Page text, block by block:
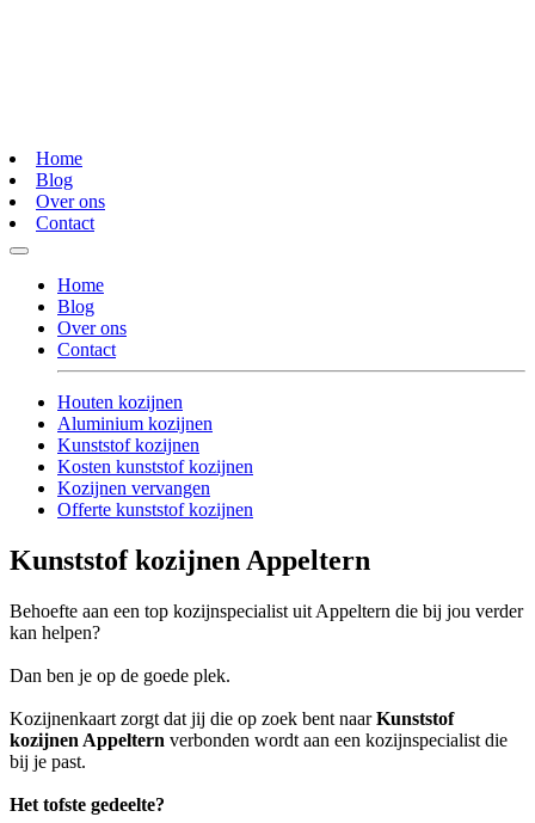
Home
Blog
Over ons
Contact
Home
Blog
Over ons
Contact
Houten kozijnen
Aluminium kozijnen
Kunststof kozijnen
Kosten kunststof kozijnen
Kozijnen vervangen
Offerte kunststof kozijnen
Kunststof kozijnen Appeltern
Behoefte aan een top kozijnspecialist uit Appeltern die bij jou verder
kan helpen?
Dan ben je op de goede plek.
Kozijnenkaart zorgt dat jij die op zoek bent naarKunststof
kozijnen Appeltern verbonden wordt aan een kozijnspecialist die
bij je past.
Het tofste gedeelte?